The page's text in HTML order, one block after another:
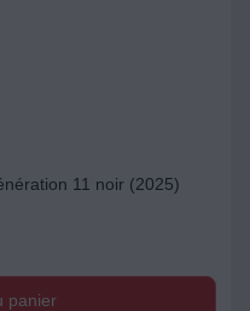
11 noir (2025)
panier